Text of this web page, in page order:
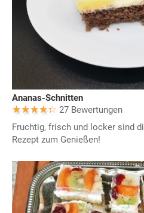
Ananas-Schnitten
27 Bewertungen
Fruchtig, frisch und locker sind
Rezept zum Genießen!